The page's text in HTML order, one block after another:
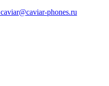
caviar@caviar-phones.ru